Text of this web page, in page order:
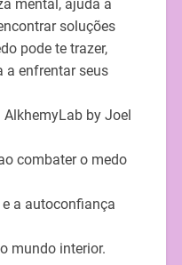
mental, ajuda a
soluções
pode te trazer,
a enfrentar seus
by Joel
combater o medo
a autoconfiança
mundo interior.